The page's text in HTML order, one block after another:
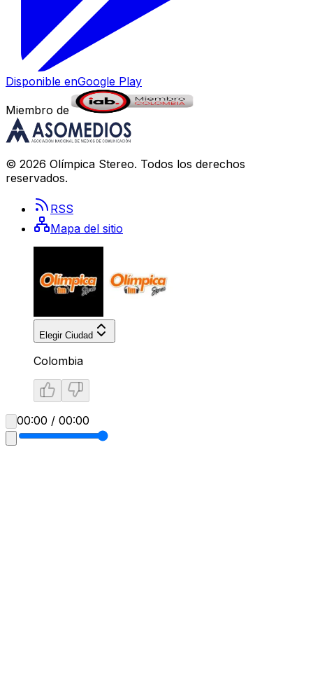
Disponible enGoogle Play
Miembro de
© 2026 Olímpica Stereo. Todos los derechos
reservados.
RSS
Mapa del sitio
Elegir Ciudad
Colombia
00:00 / 00:00